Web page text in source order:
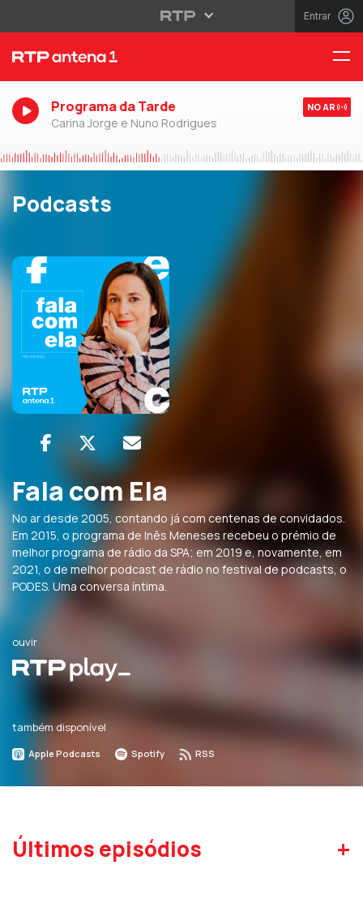
Entrar
Programa da Tarde
Carina Jorge e Nuno Rodrigues
NO AR
Podcasts
Fala com Ela
No ar desde 2005, contando já com centenas de convidados.
Em 2015, o programa de Inês Meneses recebeu o prémio de
melhor programa de rádio da SPA; em 2019 e, novamente, em
2021, o de melhor podcast de rádio no festival de podcasts, o
PODES. Uma conversa íntima.
ouvir
também disponível
Apple Podcasts Spotify RSS
Últimos episódios +